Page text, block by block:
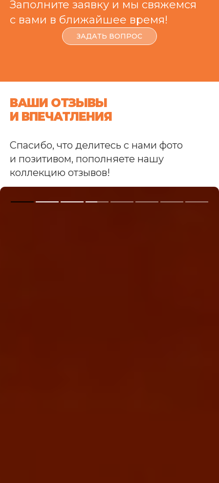
Заполните заявку и мы свяжемся
с вами в ближайшее время!
ЗАДАТЬ ВОПРОС
ВАШИ ОТЗЫВЫ
И ВПЕЧАТЛЕНИЯ
Спасибо, что делитесь с нами фото
и позитивом, пополняете нашу
коллекцию отзывов!